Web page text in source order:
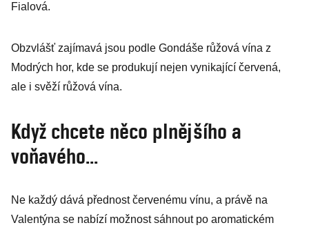
Fialová.
Obzvlášť zajímavá jsou podle Gondáše růžová vína z
Modrých hor, kde se produkují nejen vynikající červená,
ale i svěží růžová vína.
Když chcete něco plnějšího a
voňavého...
Ne každý dává přednost červenému vínu, a právě na
Valentýna se nabízí možnost sáhnout po aromatickém